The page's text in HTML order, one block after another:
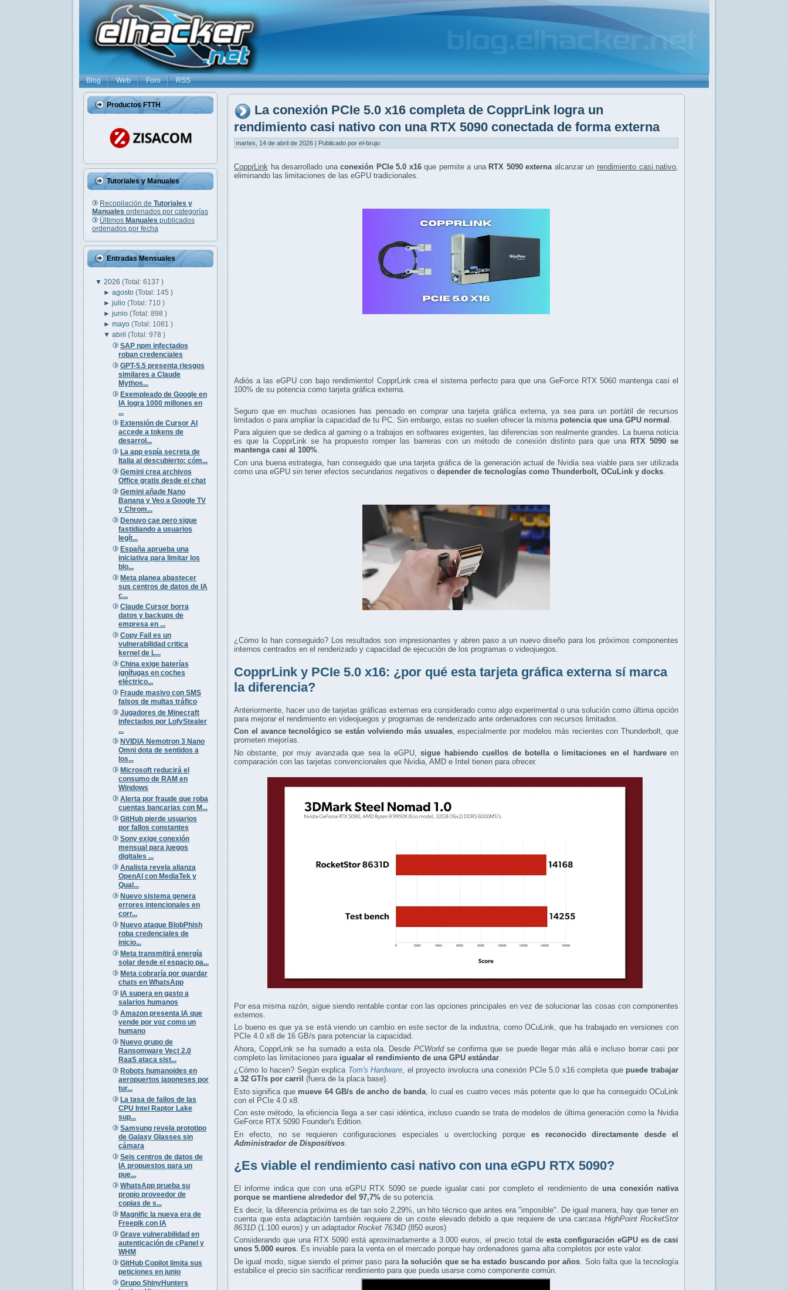
Blog Web Foro RSS
Productos FTTH
Tutoriales y Manuales
Recopilación de Tutoriales y
Manuales ordenados por categorías
Últimos Manuales publicados
ordenados por fecha
Entradas Mensuales
▼ 2026 (Total: 6137 )
►agosto(Total: 145 )
►julio(Total: 710 )
►junio(Total: 898 )
►mayo(Total: 1081 )
▼abril(Total: 978 )
SAP npm infectados
roban credenciales
GPT-5.5 presenta riesgos
similares a Claude
Mythos...
Exempleado de Google en
IA logra 1000 millones en
...
Extensión de Cursor AI
accede a tokens de
desarrol...
La app espía secreta de
Italia al descubierto: cóm...
Gemini crea archivos
Office gratis desde el chat
Gemini añade Nano
Banana y Veo a Google TV
y Chrom...
Denuvo cae pero sigue
fastidiando a usuarios
legít...
España aprueba una
iniciativa para limitar los
blo...
Meta planea abastecer
sus centros de datos de IA
c...
Claude Cursor borra
datos y backups de
empresa en ...
Copy Fail es un
vulnerabilidad critica
kernel de L...
China exige baterías
ignífugas en coches
eléctrico...
Fraude masivo con SMS
falsos de multas tráfico
Jugadores de Minecraft
infectados por LofyStealer
...
NVIDIA Nemotron 3 Nano
Omni dota de sentidos a
los...
Microsoft reducirá el
consumo de RAM en
Windows
Alerta por fraude que roba
cuentas bancarias con M...
GitHub pierde usuarios
por fallos constantes
Sony exige conexión
mensual para juegos
digitales ...
Analista revela alianza
OpenAI con MediaTek y
Qual...
Nuevo sistema genera
errores intencionales en
corr...
Nuevo ataque BlobPhish
roba credenciales de
inicio...
Meta transmitirá energía
solar desde el espacio pa...
Meta cobraría por guardar
chats en WhatsApp
IA supera en gasto a
salarios humanos
Amazon presenta IA que
vende por voz como un
humano
Nuevo grupo de
Ransomware Vect 2.0
RaaS ataca sist...
Robots humanoides en
aeropuertos japoneses por
tur...
La tasa de fallos de las
CPU Intel Raptor Lake
sup...
Samsung revela prototipo
de Galaxy Glasses sin
cámara
Seis centros de datos de
IA propuestos para un
pue...
WhatsApp prueba su
propio proveedor de
copias de s...
Magnific la nueva era de
Freepik con IA
Grave vulnerabilidad en
autenticación de cPanel y
WHM
GitHub Copilot limita sus
peticiones en junio
Grupo ShinyHunters
La conexión PCIe 5.0 x16 completa de CopprLink logra un
rendimiento casi nativo con una RTX 5090 conectada de forma externa
martes, 14 de abril de 2026 | Publicado por el-brujo
CopprLink ha desarrollado unaconexión PCIe 5.0 x16que permite a una RTX 5090 externa alcanzar un rendimiento casi nativo
eliminando las limitaciones de las eGPU tradicionales.
Adiós a las eGPU con bajo rendimiento! CopprLink crea el sistema perfecto para que una GeForce RTX 5060 mantenga casi el
100% de su potencia como tarjeta gráfica externa.
Seguro que en muchas ocasiones has pensado en comprar una tarjeta gráfica externa, ya sea para un portátil de recursos
limitados o para ampliar la capacidad de tu PC. Sin embargo, estas no suelen ofrecer la misma potencia que una GPU normal
Para alguien que se dedica al gaming o a trabajos en softwares exigentes, las diferencias son realmente grandes. La buena noticia
es que la CopprLink se ha propuesto romper las barreras con un método de conexión distinto para que una RTX 5090 se
mantenga casi al 100%.
Con una buena estrategia, han conseguido que una tarjeta gráfica de la generación actual de Nvidia sea viable para ser utilizada
como una eGPU sin tener efectos secundarios negativos o depender de tecnologías como Thunderbolt, OCuLink y docks
¿Cómo lo han conseguido? Los resultados son impresionantes y abren paso a un nuevo diseño para los próximos componentes
internos centrados en el renderizado y capacidad de ejecución de los programas o videojuegos.
CopprLink y PCIe 5.0 x16: ¿por qué esta tarjeta gráfica externa sí marca
la diferencia?
Anteriormente, hacer uso de tarjetas gráficas externas era considerado como algo experimental o una solución como última opción
para mejorar el rendimiento en videojuegos y programas de renderizado ante ordenadores con recursos limitados.
Con el avance tecnológico se están volviendo más usuales, especialmente por modelos más recientes con Thunderbolt, que
prometen mejorías.
No obstante, por muy avanzada que sea la eGPU,sigue habiendo cuellos de botella o limitaciones en el hardwareen
comparación con las tarjetas convencionales que Nvidia, AMD e Intel tienen para ofrecer.
Por esa misma razón, sigue siendo rentable contar con las opciones principales en vez de solucionar las cosas con componentes
externos.
Lo bueno es que ya se está viendo un cambio en este sector de la industria, como OCuLink, que ha trabajado en versiones con
PCIe 4.0 x8 de 16 GB/s para potenciar la capacidad.
Ahora, CopprLink se ha sumado a esta ola. Desde PCWorld se confirma que se puede llegar más allá e incluso borrar casi por
completo las limitaciones para igualar el rendimiento de una GPU estándar
¿Cómo lo hacen? Según explica Tom's Hardware, el proyecto involucra una conexión PCIe 5.0 x16 completa que puede trabajar
a 32 GT/s por carril (fuera de la placa base).
Esto significa que mueve 64 GB/s de ancho de banda , lo cual es cuatro veces más potente que lo que ha conseguido OCuLink
con el PCIe 4.0 x8.
Con este método, la eficiencia llega a ser casi idéntica, incluso cuando se trata de modelos de última generación como la Nvidia
GeForce RTX 5090 Founder's Edition.
En efecto, no se requieren configuraciones especiales u overclocking porque es reconocido directamente desde el
Administrador de Dispositivos
¿Es viable el rendimiento casi nativo con una eGPU RTX 5090?
El informe indica que con una eGPU RTX 5090 se puede igualar casi por completo el rendimiento deuna conexión nativa
porque se mantiene alrededor del 97,7% de su potencia.
Es decir, la diferencia próxima es de tan solo 2,29%, un hito técnico que antes era "imposible". De igual manera, hay que tener en
cuenta que esta adaptación también requiere de un coste elevado debido a que requiere de una carcasa HighPoint RocketStor
8631D (1.100 euros) y un adaptador Rocket 7634D (850 euros)
Considerando que una RTX 5090 está aproximadamente a 3.000 euros, el precio total de esta configuración eGPU es de casi
unos 5.000 euros. Es inviable para la venta en el mercado porque hay ordenadores gama alta completos por este valor.
De igual modo, sigue siendo el primer paso parala solución que se ha estado buscando por años . Solo falta que la tecnología
estabilice el precio sin sacrificar rendimiento para que pueda usarse como componente común.